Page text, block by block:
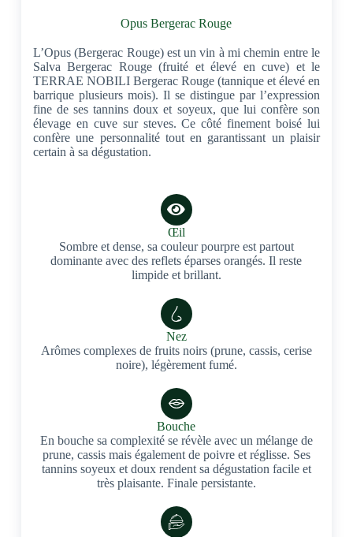
Opus Bergerac Rouge
L’Opus (Bergerac Rouge) est un vin à mi chemin entre le
Salva Bergerac Rouge (fruité et élevé en cuve) et le
TERRAE NOBILI Bergerac Rouge (tannique et élevé en
barrique plusieurs mois). Il se distingue par l’expression
fine de ses tannins doux et soyeux, que lui confère son
élevage en cuve sur steves. Ce côté finement boisé lui
confère une personnalité tout en garantissant un plaisir
certain à sa dégustation.
Œil
Sombre et dense, sa couleur pourpre est partout
dominante avec des reflets éparses orangés. Il reste
limpide et brillant.
Nez
Arômes complexes de fruits noirs (prune, cassis, cerise
noire), légèrement fumé.
Bouche
En bouche sa complexité se révèle avec un mélange de
prune, cassis mais également de poivre et réglisse. Ses
tannins soyeux et doux rendent sa dégustation facile et
très plaisante. Finale persistante.